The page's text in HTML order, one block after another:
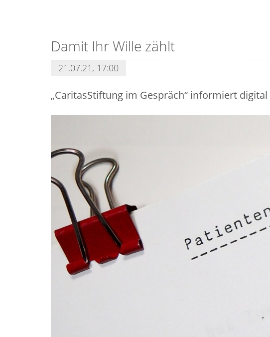
Damit Ihr Wille zählt
21.07.21, 17:00
„CaritasStiftung im Gespräch“ informiert